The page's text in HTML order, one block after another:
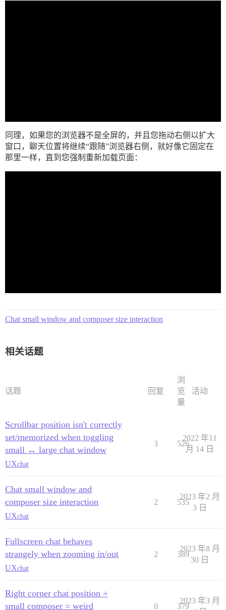
同理，如果您的浏览器不是全屏的，并且您拖动右侧以扩大
窗口，聊天位置将继续“跟随”浏览器右侧，就好像它固定在
那里一样，直到您强制重新加载页面：
Chat small window and composer size interaction
相关话题
话题 回复
浏
览
量
活动
Scrollbar position isn't correctly
set/memorized when toggling
small ↔ large chat window
UXchat
3 526
2022 年11
月 14 日
Chat small window and
composer size interaction
UXchat
2 535
2023 年2 月
3 日
Fullscreen chat behaves
strangely when zooming in/out
UXchat
2 389
2023 年8 月
30 日
Right corner chat position +
small composer = weird
0 379
2023 年3 月